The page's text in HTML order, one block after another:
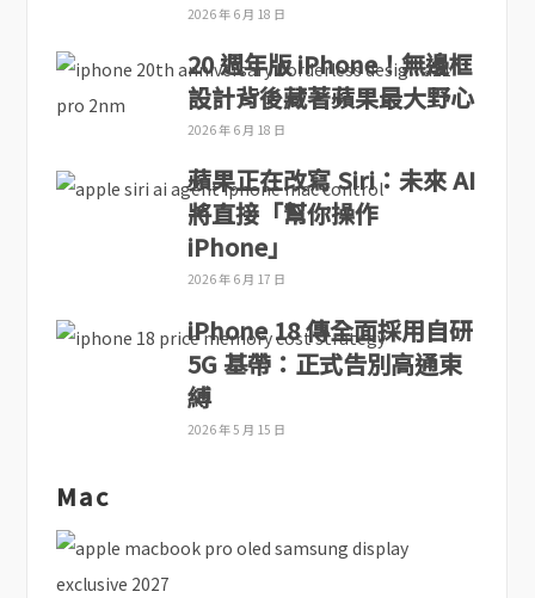
2026 年 6 月 18 日
20 週年版 iPhone！無邊框
設計背後藏著蘋果最大野心
2026 年 6 月 18 日
蘋果正在改寫 Siri：未來 AI
將直接「幫你操作
iPhone」
2026 年 6 月 17 日
iPhone 18 傳全面採用自研
5G 基帶：正式告別高通束
縛
2026 年 5 月 15 日
Mac